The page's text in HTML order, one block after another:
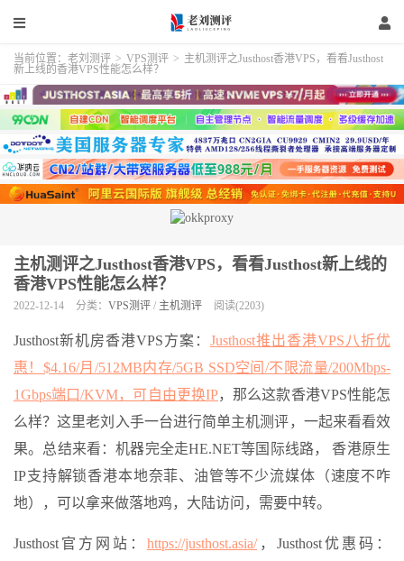
当前位置： 老刘测评 > VPS测评 > 主机测评之Justhost香港VPS，看看Justhost
新上线的香港VPS性能怎么样？
主机测评之Justhost香港VPS，看看Justhost新上线的
香港VPS性能怎么样？
2022-12-14 分类： VPS测评 / 主机测评 阅读(2203)
Justhost新机房香港VPS方案： Justhost推出香港VPS八折优
惠！$4.16/月/512MB内存/5GB SSD空间/不限流量/200Mbps-
1Gbps端口/KVM，可自由更换IP，那么这款香港VPS性能怎
么样？这里老刘入手一台进行简单主机测评，一起来看看效
果。总结来看：机器完全走HE.NET等国际线路， 香港原生
IP支持解锁香港本地奈菲、油管等不少流媒体（速度不咋
地），可以拿来做落地鸡，大陆访问，需要中转。
Justhost官方网站： https://justhost.asia/，Justhost优惠码：